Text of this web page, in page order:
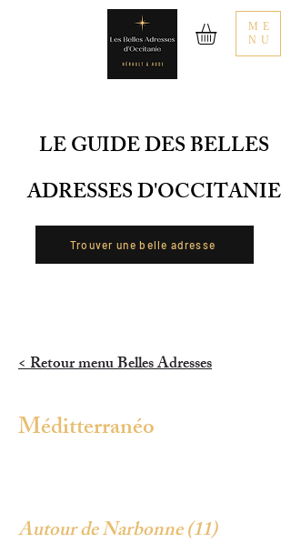
LE GUIDE DES BELLES
ADRESSES D'OCCITANIE
Trouver une belle adresse
ME
NU
< Retour menu Belles Adresses
Méditterranéo
Autour de Narbonne (11)